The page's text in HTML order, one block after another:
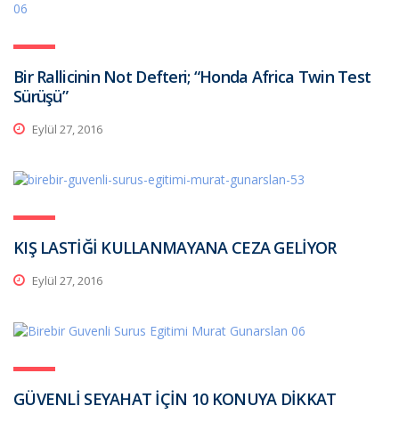
Bir Rallicinin Not Defteri; “Honda Africa Twin Test
Sürüşü”
Eylül 27, 2016
KIŞ LASTİĞİ KULLANMAYANA CEZA GELİYOR
Eylül 27, 2016
GÜVENLİ SEYAHAT İÇİN 10 KONUYA DİKKAT